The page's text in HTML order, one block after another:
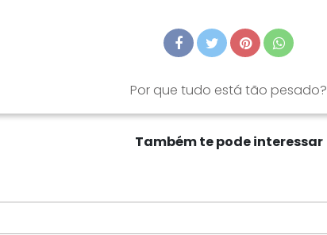
Por que tudo está tão pesado?
Também te pode interessar